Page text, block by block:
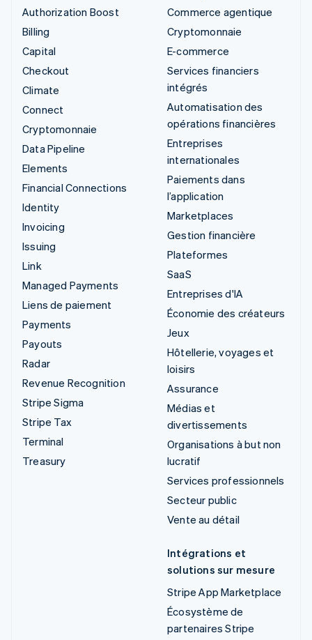
Authorization Boost
Billing
Capital
Checkout
Climate
Connect
Cryptomonnaie
Data Pipeline
Elements
Financial Connections
Identity
Invoicing
Issuing
Link
Managed Payments
Liens de paiement
Payments
Payouts
Radar
Revenue Recognition
Stripe Sigma
Stripe Tax
Terminal
Treasury
Commerce agentique
Cryptomonnaie
E-commerce
Services financiers
intégrés
Automatisation des
opérations financières
Entreprises
internationales
Paiements dans
l’application
Marketplaces
Gestion financière
Plateformes
SaaS
Entreprises d'IA
Économie des créateurs
Jeux
Hôtellerie, voyages et
loisirs
Assurance
Médias et
divertissements
Organisations à but non
lucratif
Services professionnels
Secteur public
Vente au détail
Intégrations et
solutions sur mesure
Stripe App Marketplace
Écosystème de
partenaires Stripe